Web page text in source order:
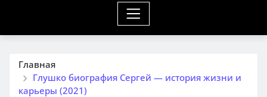
Главная
Глушко биография Сергей — история жизни и
карьеры (2021)